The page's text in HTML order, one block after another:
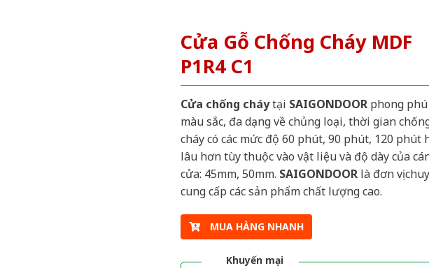
Cửa Gỗ Chống Cháy MDF
P1R4 C1
Cửa chống cháytại SAIGONDOORphong phú
màu sắc, đa dạng về chủng loại, thời gian
cháy có các mức độ 60 phút, 90 phút, 120 phút
lâu hơn tùy thuộc vào vật liệu và độ dày của
cửa: 45mm, 50mm. SAIGONDOORlà đơn vị
cung cấp các sản phẩm chất lượng cao.
MUA HÀNG NHANH
Khuyến mại